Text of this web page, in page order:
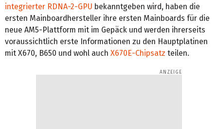
integrierter RDNA-2-GPU bekanntgeben wird, haben die
ersten Mainboardhersteller ihre ersten Mainboards für die
neue AM5-Plattform mit im Gepäck und werden ihrerseits
voraussichtlich erste Informationen zu den Hauptplatinen
mit X670, B650 und wohl auch X670E-Chipsatz teilen.